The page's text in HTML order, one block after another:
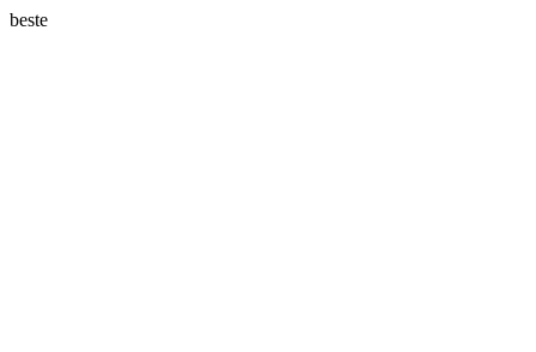
beste